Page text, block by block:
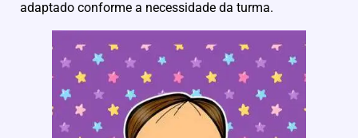
adaptado conforme a necessidade da turma.